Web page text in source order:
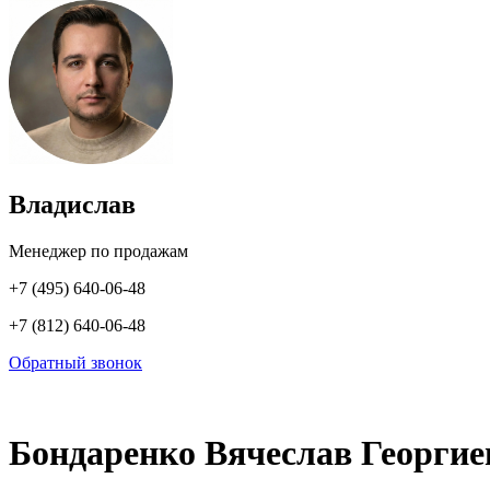
Владислав
Менеджер по продажам
+7 (495) 640-06-48
+7 (812) 640-06-48
Обратный звонок
Бондаренко Вячеслав